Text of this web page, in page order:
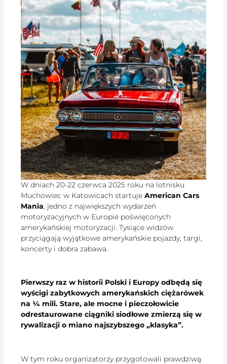
W dniach 20-22 czerwca 2025 roku na lotnisku
Muchowiec w Katowicach startujeAmerican Cars
Mania, jedno z największych wydarzeń
motoryzacyjnych w Europie poświęconych
amerykańskiej motoryzacji. Tysiące widzów
przyciągają wyjątkowe amerykańskie pojazdy, targi,
koncerty i dobra zabawa.
Pierwszy raz w historii Polski i Europy odbędą się
wyścigi zabytkowych amerykańskich ciężarówek
na ¼ mili. Stare, ale mocne i pieczołowicie
odrestaurowane ciągniki siodłowe zmierzą się w
rywalizacji o miano najszybszego „klasyka”.
W tym roku organizatorzy przygotowali prawdziwą